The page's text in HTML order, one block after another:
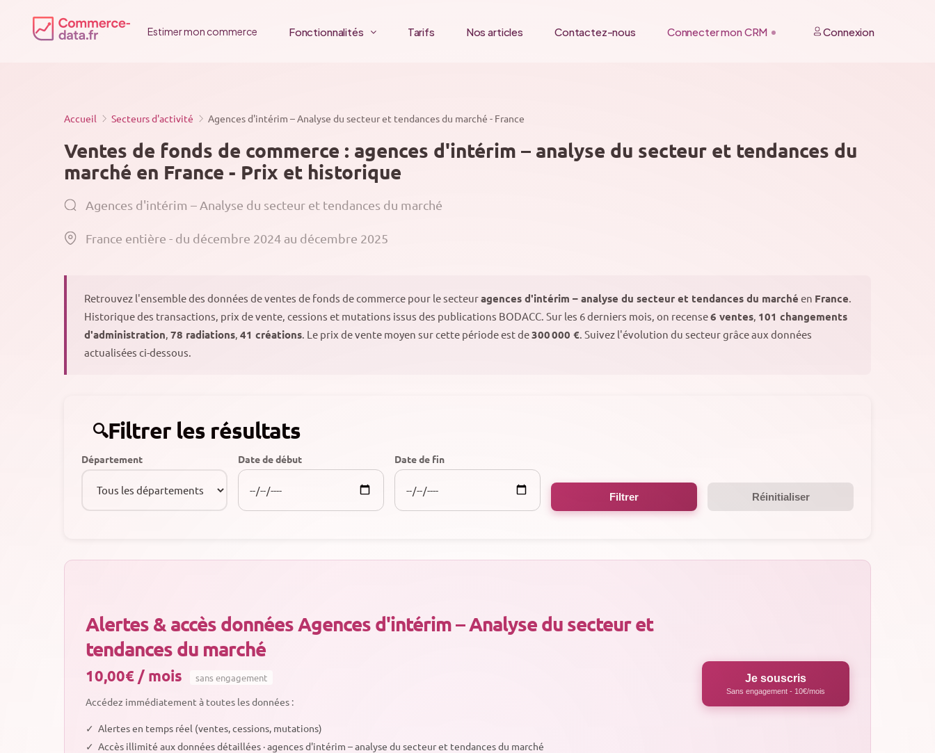
Estimer mon commerce Fonctionnalités Tarifs Nos articles Contactez-nous Connecter mon CRM Connexion
Accueil Secteurs d'activité Agences d'intérim – Analyse du secteur et tendances du marché - France
Ventes de fonds de commerce : agences d'intérim – analyse du secteur et tendances du
marché en France - Prix et historique
Agences d'intérim – Analyse du secteur et tendances du marché
France entière - du décembre 2024 au décembre 2025
Retrouvez l'ensemble des données de ventes de fonds de commerce pour le secteuragences d'intérim – analyse du secteur et tendances du marché en France.
Historique des transactions, prix de vente, cessions et mutations issus des publications BODACC. Sur les 6 derniers mois, on recense6 ventes, 101 changements
d'administration, 78 radiations, 41 créations. Le prix de vente moyen sur cette période est de300 000 €. Suivez l'évolution du secteur grâce aux données
actualisées ci-dessous.
Filtrer les résultats
Département Date de début Date de fin
Filtrer Réinitialiser
Alertes & accès données Agences d'intérim – Analyse du secteur et
tendances du marché
10,00€ / mois sans engagement
Accédez immédiatement à toutes les données :
✓ Alertes en temps réel (ventes, cessions, mutations)
✓ Accès illimité aux données détaillées · agences d'intérim – analyse du secteur et tendances du marché
Je souscris
Sans engagement - 10€/mois